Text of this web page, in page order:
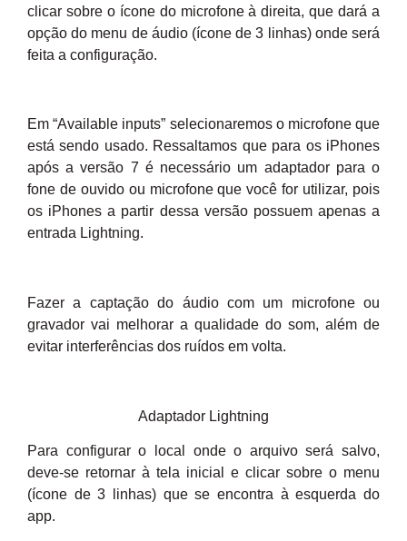
clicar sobre o ícone do microfone à direita, que dará a
opção do menu de áudio (ícone de 3 linhas) onde será
feita a configuração.
Em “Available inputs” selecionaremos o microfone que
está sendo usado. Ressaltamos que para os iPhones
após a versão 7 é necessário um adaptador para o
fone de ouvido ou microfone que você for utilizar, pois
os iPhones a partir dessa versão possuem apenas a
entrada Lightning.
Fazer a captação do áudio com um microfone ou
gravador vai melhorar a qualidade do som, além de
evitar interferências dos ruídos em volta.
Adaptador Lightning
Para configurar o local onde o arquivo será salvo,
deve-se retornar à tela inicial e clicar sobre o menu
(ícone de 3 linhas) que se encontra à esquerda do
app.